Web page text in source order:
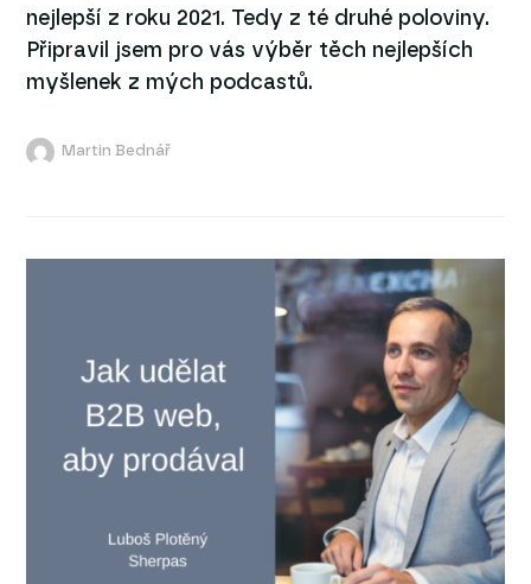
nejlepší z roku 2021. Tedy z té druhé poloviny.
Připravil jsem pro vás výběr těch nejlepších
myšlenek z mých podcastů.
Martin Bednář